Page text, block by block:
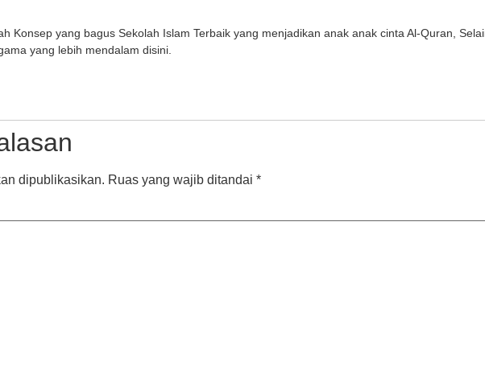
Konsep yang bagus Sekolah Islam Terbaik yang menjadikan anak anak cinta Al-Quran,
yang lebih mendalam disini.
dipublikasikan. Ruas yang wajib ditandai *